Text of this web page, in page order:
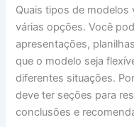
Quais tipos de modelos
várias opções. Você
apresentações,
que o modelo seja
diferentes situações.
deve ter seções para
conclusões e